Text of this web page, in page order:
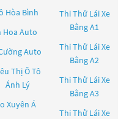
Hòa Bình
Hoa Auto
Auto
Thị Ô Tô
Ánh Lý
Xuyên Á
Thi Thử Lái Xe
Bằng A1
Thi Thử Lái Xe
Bằng A2
Thi Thử Lái Xe
Bằng A3
Thi Thử Lái Xe